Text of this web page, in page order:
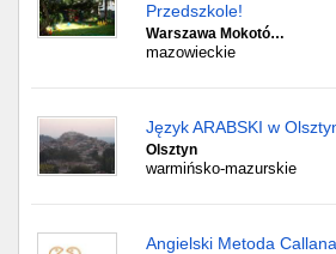
Przedszkole!
Warszawa Mokotó…
mazowieckie
Język ARABSKI w
Olsztyn
warmińsko-mazurskie
Angielski Metoda